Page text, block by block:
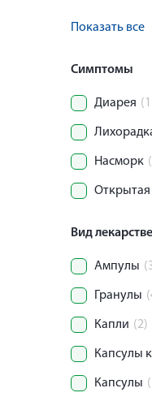
Показать все
Симптомы
Диарея
Насморк
Вид
Ампулы
Гранулы
Капли (2)
Капсулы